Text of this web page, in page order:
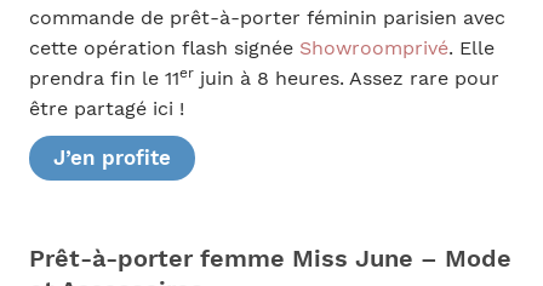
commande de prêt-à-porter féminin parisien avec
cette opération flash signée Showroomprivé. Elle
prendra fin le 11erjuin à 8 heures. Assez rare pour
être partagé ici !
J’en profite
Prêt-à-porter femme Miss June – Mode